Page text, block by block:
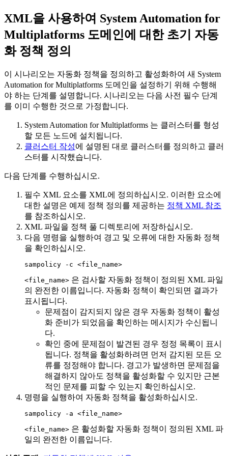
XML을 사용하여 System Automation for
Multiplatforms 도메인에 대한 초기 자동
화 정책 정의
이 시나리오는 자동화 정책을 정의하고 활성화하여 새 System
Automation for Multiplatforms 도메인을 설정하기 위해 수행해
야 하는 단계를 설명합니다. 시나리오는 다음 사전 필수 단계
를 이미 수행한 것으로 가정합니다.
System Automation for Multiplatforms 는 클러스터를 형성
할 모든 노드에 설치됩니다.
클러스터 작성에 설명된 대로 클러스터를 정의하고 클러
스터를 시작했습니다.
다음 단계를 수행하십시오.
필수 XML 요소를 XML에 정의하십시오. 이러한 요소에
대한 설명은 예제 정책 정의를 제공하는 정책 XML 참조
를 참조하십시오.
XML 파일을 정책 풀 디렉토리에 저장하십시오.
다음 명령을 실행하여 경고 및 오류에 대한 자동화 정책
을 확인하십시오.
sampolicy -c <file_name>
<file_name> 은 검사할 자동화 정책이 정의된 XML 파일
의 완전한 이름입니다. 자동화 정책이 확인되면 결과가
표시됩니다.
문제점이 감지되지 않은 경우 자동화 정책이 활성
화 준비가 되었음을 확인하는 메시지가 수신됩니
다.
확인 중에 문제점이 발견된 경우 정정 목록이 표시
됩니다. 정책을 활성화하려면 먼저 감지된 모든 오
류를 정정해야 합니다. 경고가 발생하면 문제점을
해결하지 않아도 정책을 활성화할 수 있지만 근본
적인 문제를 피할 수 있는지 확인하십시오.
명령을 실행하여 자동화 정책을 활성화하십시오.
sampolicy -a <file_name>
<file_name> 은 활성화할 자동화 정책이 정의된 XML 파
일의 완전한 이름입니다.